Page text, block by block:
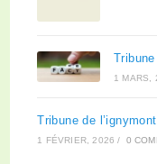
1 MARS,
Tribune de
1 FÉVRIER, 2026 / 0